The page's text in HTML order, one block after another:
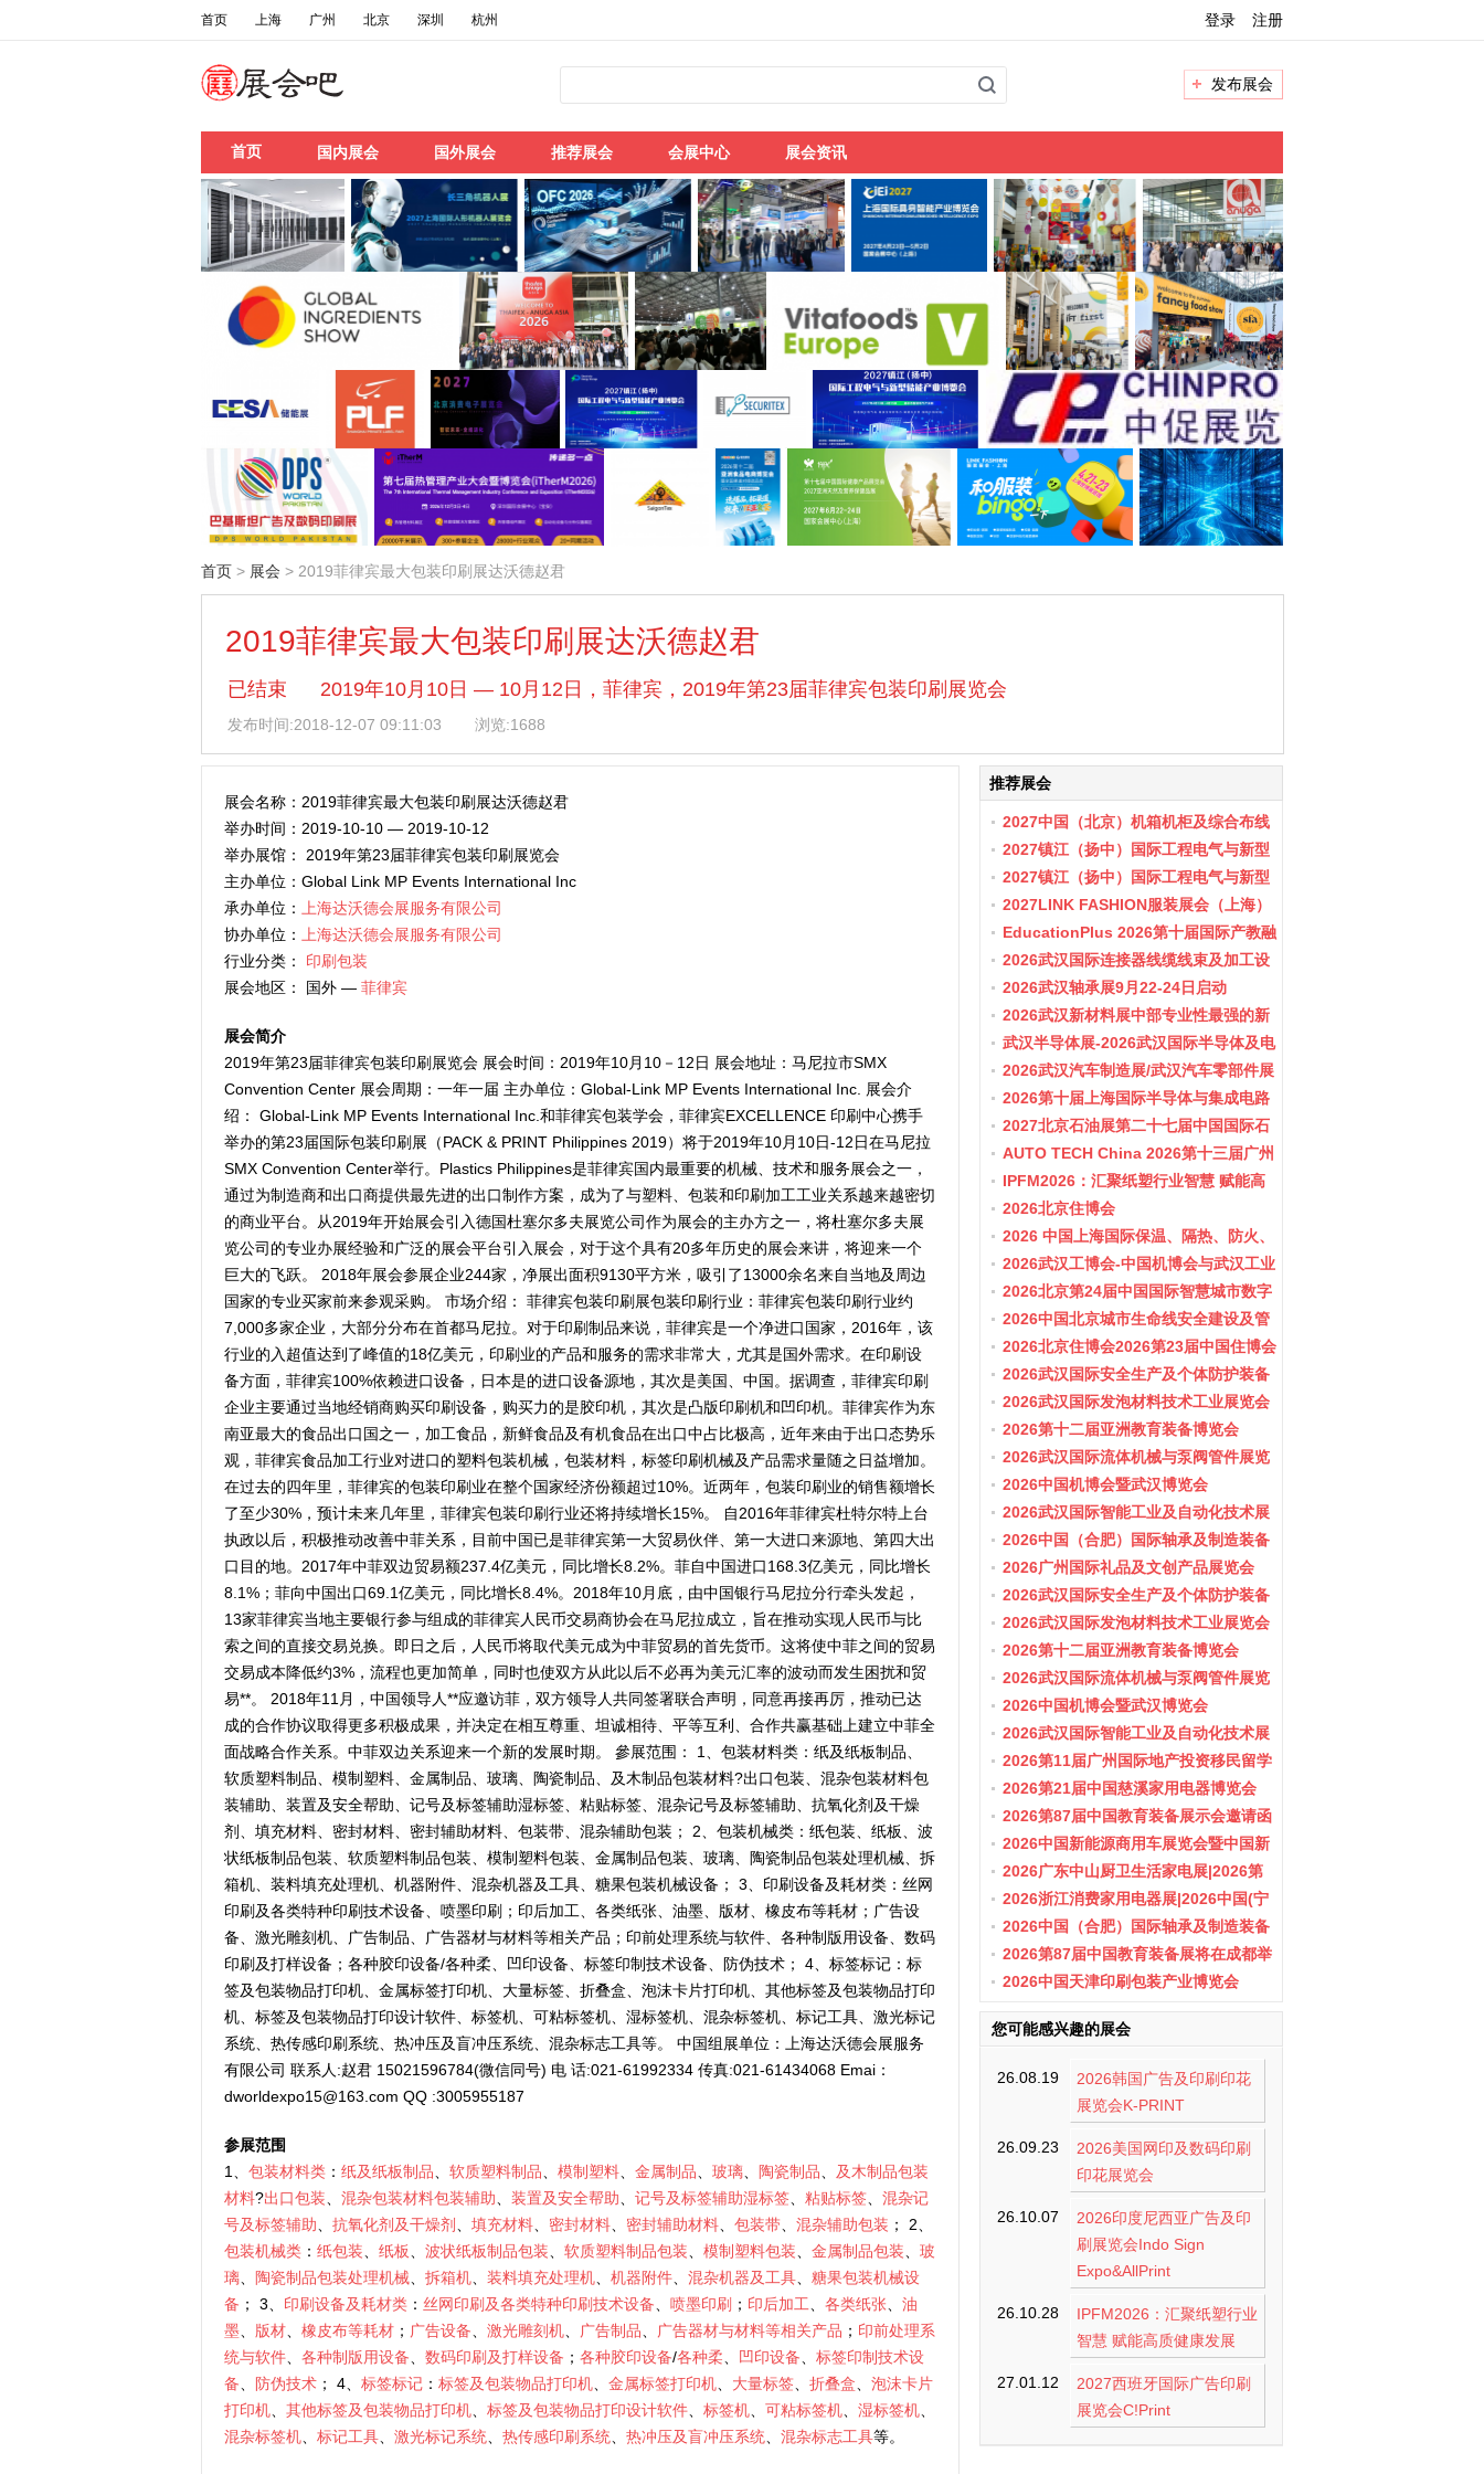
首页 上海 广州 北京 深圳 杭州 登录 注册
首页 国内展会 国外展会 推荐展会 会展中心 展会资讯
发布展会
首页 > 展会 > 2019菲律宾最大包装印刷展达沃德赵君
2019菲律宾最大包装印刷展达沃德赵君
发布时间:2018-12-07 09:11:03 浏览:1688
已结束 2019年10月10日 — 10月12日，菲律宾，2019年第23届菲律宾包装印刷展览会
展会名称：2019菲律宾最大包装印刷展达沃德赵君
举办时间：2019-10-10 — 2019-10-12
举办展馆： 2019年第23届菲律宾包装印刷展览会
主办单位：Global Link MP Events International Inc
承办单位：
上海达沃德会展服务有限公司
协办单位：
上海达沃德会展服务有限公司
行业分类： 印刷包装
展会地区： 国外 — 菲律宾
展会简介
2019年第23届菲律宾包装印刷展览会 展会时间：2019年10月10－12日 展会地址：马尼拉市SMX
Convention Center 展会周期：一年一届 主办单位：Global-Link MP Events International Inc. 展会介
绍： Global-Link MP Events International Inc.和菲律宾包装学会，菲律宾EXCELLENCE 印刷中心携手
举办的第23届国际包装印刷展（PACK & PRINT Philippines 2019）将于2019年10月10日-12日在马尼拉
SMX Convention Center举行。Plastics Philippines是菲律宾国内最重要的机械、技术和服务展会之一，
通过为制造商和出口商提供最先进的出口制作方案，成为了与塑料、包装和印刷加工工业关系越来越密切
的商业平台。从2019年开始展会引入德国杜塞尔多夫展览公司作为展会的主办方之一，将杜塞尔多夫展
览公司的专业办展经验和广泛的展会平台引入展会，对于这个具有20多年历史的展会来讲，将迎来一个
巨大的飞跃。 2018年展会参展企业244家，净展出面积9130平方米，吸引了13000余名来自当地及周边
国家的专业买家前来参观采购。 市场介绍： 菲律宾包装印刷展包装印刷行业：菲律宾包装印刷行业约
7,000多家企业，大部分分布在首都马尼拉。对于印刷制品来说，菲律宾是一个净进口国家，2016年，该
行业的入超值达到了峰值的18亿美元，印刷业的产品和服务的需求非常大，尤其是国外需求。在印刷设
备方面，菲律宾100%依赖进口设备，日本是的进口设备源地，其次是美国、中国。据调查，菲律宾印刷
企业主要通过当地经销商购买印刷设备，购买力的是胶印机，其次是凸版印刷机和凹印机。菲律宾作为东
南亚最大的食品出口国之一，加工食品，新鲜食品及有机食品在出口中占比极高，近年来由于出口态势乐
观，菲律宾食品加工行业对进口的塑料包装机械，包装材料，标签印刷机械及产品需求量随之日益增加。
在过去的四年里，菲律宾的包装印刷业在整个国家经济份额超过10%。近两年，包装印刷业的销售额增长
了至少30%，预计未来几年里，菲律宾包装印刷行业还将持续增长15%。 自2016年菲律宾杜特尔特上台
执政以后，积极推动改善中菲关系，目前中国已是菲律宾第一大贸易伙伴、第一大进口来源地、第四大出
口目的地。2017年中菲双边贸易额237.4亿美元，同比增长8.2%。菲自中国进口168.3亿美元，同比增长
8.1%；菲向中国出口69.1亿美元，同比增长8.4%。2018年10月底，由中国银行马尼拉分行牵头发起，
13家菲律宾当地主要银行参与组成的菲律宾人民币交易商协会在马尼拉成立，旨在推动实现人民币与比
索之间的直接交易兑换。即日之后，人民币将取代美元成为中菲贸易的首先货币。这将使中菲之间的贸易
交易成本降低约3%，流程也更加简单，同时也使双方从此以后不必再为美元汇率的波动而发生困扰和贸
易**。 2018年11月，中国领导人**应邀访菲，双方领导人共同签署联合声明，同意再接再厉，推动已达
成的合作协议取得更多积极成果，并决定在相互尊重、坦诚相待、平等互利、合作共赢基础上建立中菲全
面战略合作关系。中菲双边关系迎来一个新的发展时期。 參展范围： 1、包装材料类：纸及纸板制品、
软质塑料制品、模制塑料、金属制品、玻璃、陶瓷制品、及木制品包装材料?出口包装、混杂包装材料包
装辅助、装置及安全帮助、记号及标签辅助湿标签、粘贴标签、混杂记号及标签辅助、抗氧化剂及干燥
剂、填充材料、密封材料、密封辅助材料、包装带、混杂辅助包装； 2、包装机械类：纸包装、纸板、波
状纸板制品包装、软质塑料制品包装、模制塑料包装、金属制品包装、玻璃、陶瓷制品包装处理机械、拆
箱机、装料填充处理机、机器附件、混杂机器及工具、糖果包装机械设备； 3、印刷设备及耗材类：丝网
印刷及各类特种印刷技术设备、喷墨印刷；印后加工、各类纸张、油墨、版材、橡皮布等耗材；广告设
备、激光雕刻机、广告制品、广告器材与材料等相关产品；印前处理系统与软件、各种制版用设备、数码
印刷及打样设备；各种胶印设备/各种柔、凹印设备、标签印制技术设备、防伪技术； 4、标签标记：标
签及包装物品打印机、金属标签打印机、大量标签、折叠盒、泡沫卡片打印机、其他标签及包装物品打印
机、标签及包装物品打印设计软件、标签机、可粘标签机、湿标签机、混杂标签机、标记工具、激光标记
系统、热传感印刷系统、热冲压及盲冲压系统、混杂标志工具等。 中国组展单位：上海达沃德会展服务
有限公司 联系人:赵君 15021596784(微信同号) 电 话:021-61992334 传真:021-61434068 Emai：
dworldexpo15@163.com QQ :3005955187
参展范围
1、 包装材料类 ： 纸及纸板制品 软质塑料制品 模制塑料 金属制品 玻璃 陶瓷制品
及木制品包装
材料?出口包装 混杂包装材料包装辅助 装置及安全帮助 记号及标签辅助湿标签 粘贴标签
混杂记
号及标签辅助
抗氧化剂及干燥剂 填充材料 密封材料 密封辅助材料 包装带 混杂辅助包装 ； 2、
包装机械类 ： 纸包装 纸板 波状纸板制品包装 软质塑料制品包装 模制塑料包装 金属制品包装
玻
璃
陶瓷制品包装处理机械 拆箱机 装料填充处理机 机器附件 混杂机器及工具
糖果包装机械设
备 ； 3、 印刷设备及耗材类 ： 丝网印刷及各类特种印刷技术设备 喷墨印刷 ； 印后加工 各类纸张
油
墨
版材 橡皮布等耗材 ； 广告设备 激光雕刻机 广告制品 广告器材与材料等相关产品 ； 印前处理系
统与软件
各种制版用设备 数码印刷及打样设备 ； 各种胶印设备/各种柔 凹印设备
标签印制技术设
备
防伪技术 ； 4、 标签标记 ： 标签及包装物品打印机 金属标签打印机 大量标签 折叠盒
泡沫卡片
打印机
其他标签及包装物品打印机 标签及包装物品打印设计软件 标签机 可粘标签机 湿标签机
混杂标签机
标记工具 激光标记系统 热传感印刷系统 热冲压及盲冲压系统 混杂标志工具等。
推荐展会
2027中国（北京）机箱机柜及综合布线
数据中心设施展览会
2027镇江（扬中）国际工程电气与新型
储能展会
2027镇江（扬中）国际工程电气与新型
储能产业博览会
2027LINK FASHION服装展会（上海）
EducationPlus 2026第十届国际产教融
合博览会
2026武汉国际连接器线缆线束及加工设
备展览会
2026武汉轴承展9月22-24日启动
2026武汉新材料展中部专业性最强的新
材料行业盛会
武汉半导体展-2026武汉国际半导体及电
子展览会
2026武汉汽车制造展/武汉汽车零部件展
2026第十届上海国际半导体与集成电路
产业应用博览会-11月10-12日
2027北京石油展第二十七届中国国际石
油石化技术装备展览会
AUTO TECH China 2026第十三届广州
国际汽车零部件及加工技术、汽车模具
展览会
IPFM2026：汇聚纸塑行业智慧 赋能高
质健康发展
2026北京住博会
2026 中国上海国际保温、隔热、防火、
隔音新材料展览
2026武汉工博会-中国机博会与武汉工业
博览会
2026北京第24届中国国际智慧城市数字
化城市城市更新建设博览会(主办住建
部）
2026中国北京城市生命线安全建设及管
网博览会
2026北京住博会2026第23届中国住博会
2026住博会
2026武汉国际安全生产及个体防护装备
展览会
2026武汉国际发泡材料技术工业展览会
2026第十二届亚洲教育装备博览会
2026武汉国际流体机械与泵阀管件展览
会/阀门展
2026中国机博会暨武汉博览会
2026武汉国际智能工业及自动化技术展
览会
2026中国（合肥）国际轴承及制造装备
展览会
2026广州国际礼品及文创产品展览会
2026武汉国际安全生产及个体防护装备
展览会
2026武汉国际发泡材料技术工业展览会
2026第十二届亚洲教育装备博览会
2026武汉国际流体机械与泵阀管件展览
会/阀门展
2026中国机博会暨武汉博览会
2026武汉国际智能工业及自动化技术展
览会
2026第11届广州国际地产投资移民留学
展览会
2026第21届中国慈溪家用电器博览会
2026第87届中国教育装备展示会邀请函
2026中国新能源商用车展览会暨中国新
能源商用车创新发展与产业融合大会
2026广东中山厨卫生活家电展|2026第
37届中国家电交易会（中山家电展）
2026浙江消费家用电器展|2026中国(宁
波)国际电子消费品及家用电器博览会
2026中国（合肥）国际轴承及制造装备
展览会
2026第87届中国教育装备展将在成都举
办
2026中国天津印刷包装产业博览会
您可能感兴趣的展会
26.08.19
2026韩国广告及印刷印花
展览会K-PRINT
26.09.23
2026美国网印及数码印刷
印花展览会
26.10.07
2026印度尼西亚广告及印
刷展览会Indo Sign
Expo&AllPrint
26.10.28
IPFM2026：汇聚纸塑行业
智慧 赋能高质健康发展
27.01.12
2027西班牙国际广告印刷
展览会C!Print